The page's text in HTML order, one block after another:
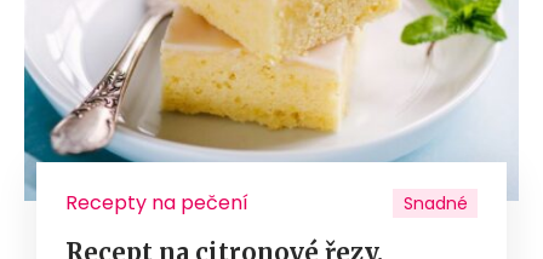
Recepty na pečení Snadné
Recept na citronové řezy.